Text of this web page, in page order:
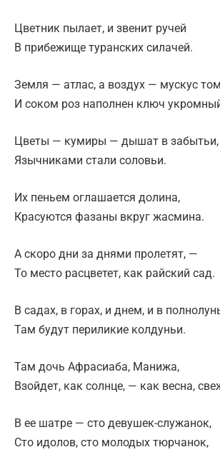
Цветник пылает, и звенит ручей
В прибежище туранских силачей.
Земля — атлас, а воздух — мускус
И соком роз наполнен ключ
Цветы — кумиры — дышат в забытьи,
Язычниками стали соловьи.
Их пеньем оглашается долина,
Красуются фазаны вкруг жасмина.
А скоро дни за днями пролетят, —
То место расцветет, как райский сад.
В садах, в горах, и днем, и в
Там будут периликие колдуньи.
Там дочь Афрасиаба, Манижа,
Взойдет, как солнце, — как весна,
В ее шатре — сто девушек-служанок,
Сто идолов, сто молодых тюрчанок,